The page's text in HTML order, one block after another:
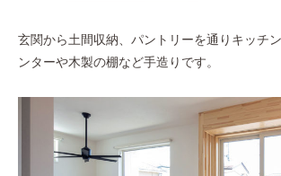
玄関から土間収納、パントリーを通りキッチ
ンターや木製の棚など手造りです。